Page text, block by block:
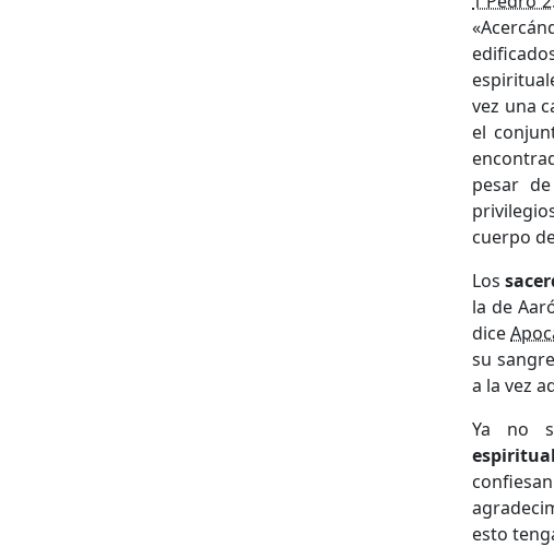
vez una
el
pesar
cuerpo
Los
la de
dice
su
a la vez
Ya no
esto